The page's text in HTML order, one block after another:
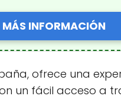
MÁS INFORMACIÓN
ofrece una
un fácil acceso a